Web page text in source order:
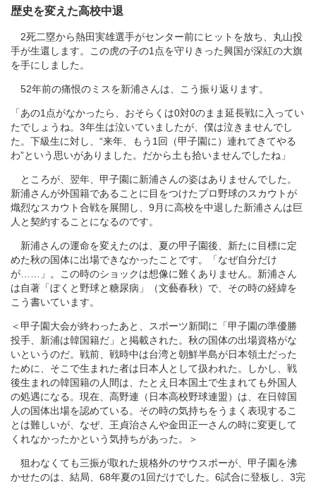
歴史を変えた高校中退
2死二塁から熱田実雄選手がセンター前にヒットを放ち、丸山投
手が生還します。この虎の子の1点を守りきった興国が深紅の大旗
を手にしました。
52年前の痛恨のミスを新浦さんは、こう振り返ります。
「あの1点がなかったら、おそらくは0対0のまま延長戦に入ってい
たでしょうね。3年生は泣いていましたが、僕は泣きませんでし
た。下級生に対し、“来年、もう1回（甲子園に）連れてきてやる
わ”という思いがありました。だから土も拾いませんでしたね」
ところが、翌年、甲子園に新浦さんの姿はありませんでした。
新浦さんが外国籍であることに目をつけたプロ野球のスカウトが
熾烈なスカウト合戦を展開し、9月に高校を中退した新浦さんは巨
人と契約することになるのです。
新浦さんの運命を変えたのは、夏の甲子園後、新たに目標に定
めた秋の国体に出場できなかったことです。「なぜ自分だけ
が……」。この時のショックは想像に難くありません。新浦さん
は自著「ぼくと野球と糖尿病」（文藝春秋）で、その時の経緯を
こう書いています。
＜甲子園大会が終わったあと、スポーツ新聞に「甲子園の準優勝
投手、新浦は韓国籍だ」と掲載された。秋の国体の出場資格がな
いというのだ。戦前、戦時中は台湾と朝鮮半島が日本領土だった
ために、そこで生まれた者は日本人として扱われた。しかし、戦
後生まれの韓国籍の人間は、たとえ日本国土で生まれても外国人
の処遇になる。現在、高野連（日本高校野球連盟）は、在日韓国
人の国体出場を認めている。その時の気持ちをうまく表現するこ
とは難しいが、なぜ、王貞治さんや金田正一さんの時に変更して
くれなかったかという気持ちがあった。＞
狙わなくても三振が取れた規格外のサウスポーが、甲子園を沸
かせたのは、結局、68年夏の1回だけでした。6試合に登板し、3完